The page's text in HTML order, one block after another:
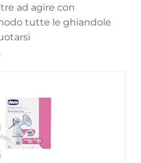
ad agire con
tutte le ghiandole